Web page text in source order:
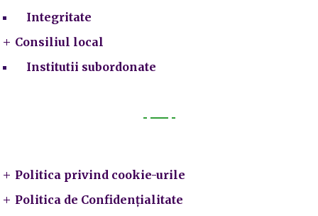
Integritate
Consiliul local
Institutii subordonate
Politica privind cookie-urile
Politica de Confidențialitate